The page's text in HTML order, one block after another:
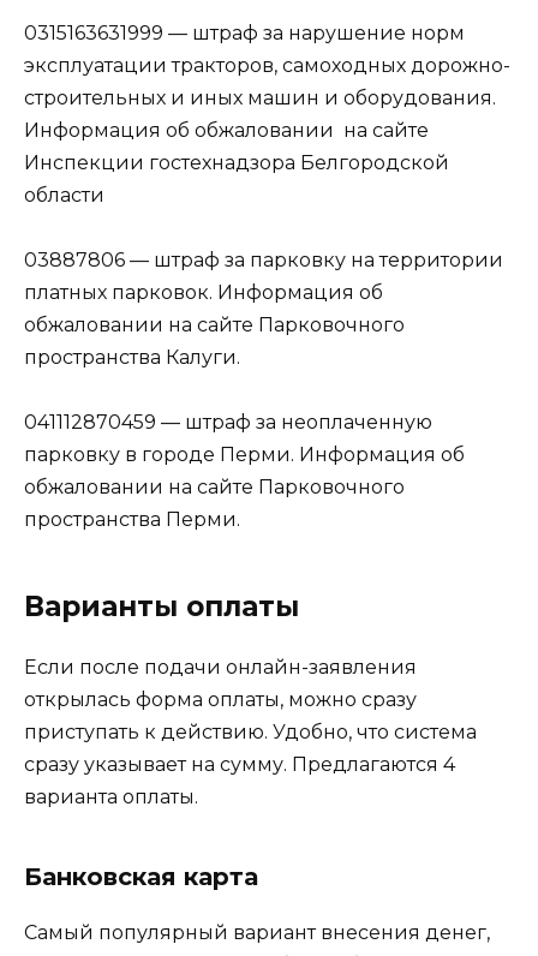
0315163631999 — штраф за нарушение норм
эксплуатации тракторов, самоходных дорожно-
строительных и иных машин и оборудования.
Информация об обжаловании на сайте
Инспекции гостехнадзора Белгородской
области
03887806 — штраф за парковку на территории
платных парковок. Информация об
обжаловании на сайте Парковочного
пространства Калуги.
041112870459 — штраф за неоплаченную
парковку в городе Перми. Информация об
обжаловании на сайте Парковочного
пространства Перми.
Варианты оплаты
Если после подачи онлайн-заявления
открылась форма оплаты, можно сразу
приступать к действию. Удобно, что система
сразу указывает на сумму. Предлагаются 4
варианта оплаты.
Банковская карта
Самый популярный вариант внесения денег,